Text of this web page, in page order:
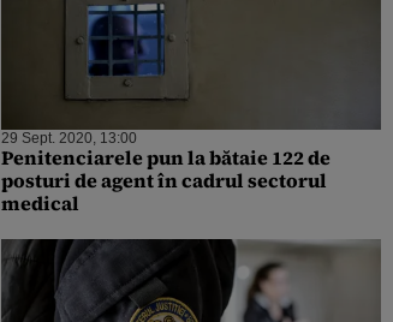
29 Sept. 2020, 13:00
Penitenciarele pun la bătaie 122 de
posturi de agent în cadrul sectorul
medical